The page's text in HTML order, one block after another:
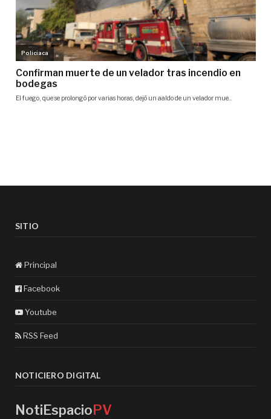
SITIO
Principal
Facebook
Youtube
RSS Feed
NOTICIERO DIGITAL
NotiEspacioPV